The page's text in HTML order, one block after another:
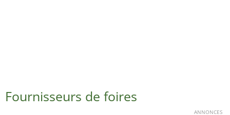
Fournisseurs de foires
ANNONCES